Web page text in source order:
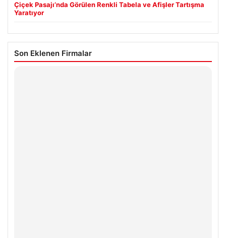
Çiçek Pasajı’nda Görülen Renkli Tabela ve Afişler Tartışma
Yaratıyor
Son Eklenen Firmalar